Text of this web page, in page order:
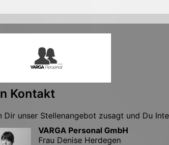
Kontakt
Dir unser Stellenangebot zusagt und Du
VARGA Personal GmbH
Frau Denise Herdegen